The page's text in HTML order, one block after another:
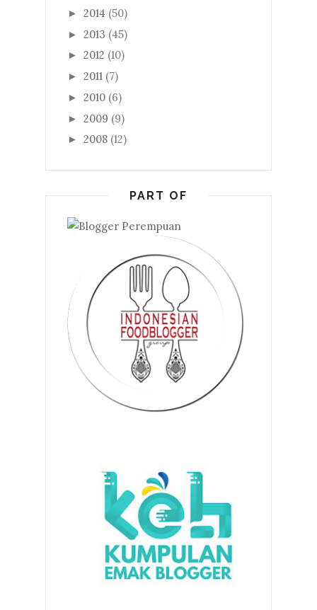
► 2014 (50)
► 2013 (45)
► 2012 (10)
► 2011 (7)
► 2010 (6)
► 2009 (9)
► 2008 (12)
PART OF